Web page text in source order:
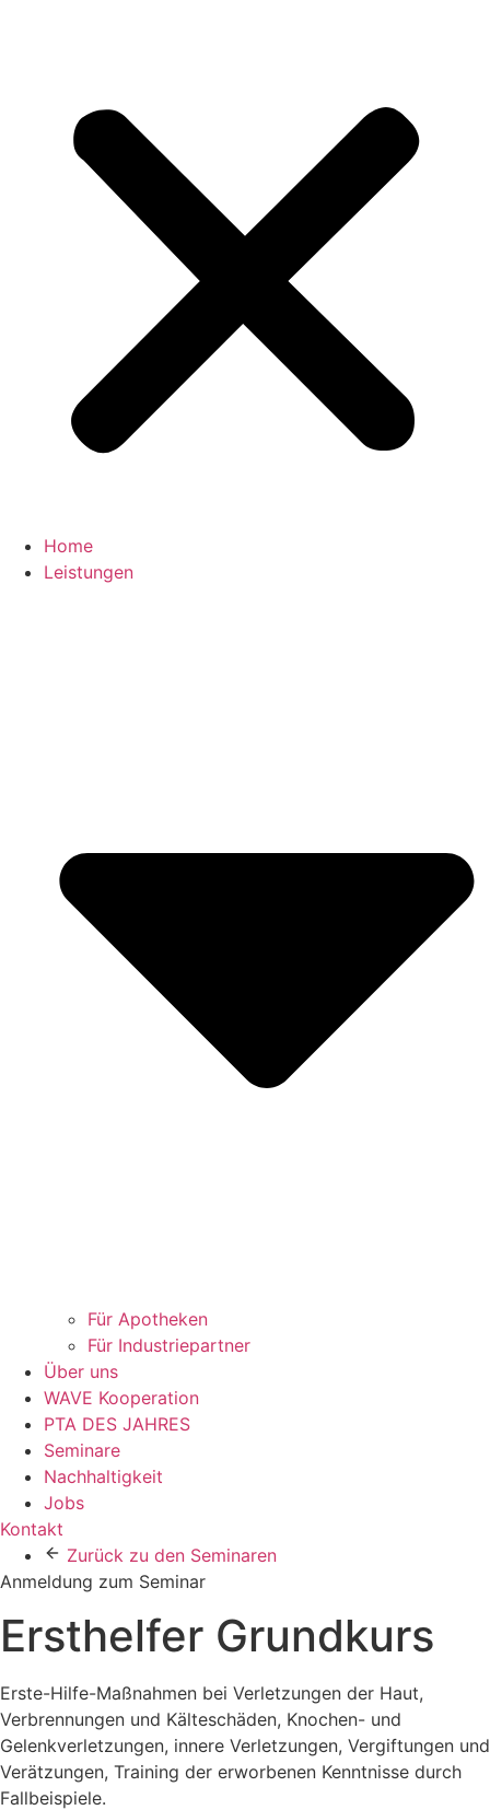
Home
Leistungen
Für Apotheken
Für Industriepartner
Über uns
WAVE Kooperation
PTA DES JAHRES
Seminare
Nachhaltigkeit
Jobs
Kontakt
Zurück zu den Seminaren
Anmeldung zum Seminar
Ersthelfer Grundkurs
Erste-Hilfe-Maßnahmen bei Verletzungen der Haut,
Verbrennungen und Kälteschäden, Knochen- und
Gelenkverletzungen, innere Ver­let­zun­gen, Vergiftungen und
Verätzungen, Training der erworbenen Kenntnisse durch
Fallbeispiele.